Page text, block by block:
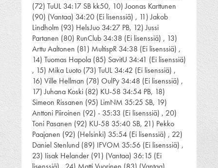
(72) TuUL 34:17 SB kk50, 10) Joonas Karttunen
(90) (Vantaa) 34:20 (Ei lisenssiä) , 11) Jakob
Lindholm (93) HelsJuo 34:27 PB, 12) Jussi
Partanen (80) RunClub 34:38 (Ei lisenssiä) , 13)
Arttu Aaltonen (81) MultispR 34:38 (Ei lisenssiä) ,
14) Tuomas Hapola (85) SavitU 34:41 (Ei lisenssiä)
, 15) Mika Luoto (73) TuUL 34:42 (Ei lisenssiä) ,
16) Ville Hellman (78) OulPy 34:48 (Ei lisenssiä) ,
17) Juhana Koski (82) KU-58 34:54 PB, 18)
Simeon Rissanen (95) LimNM 35:25 SB, 19)
Anttoni Piiroinen (92) - 35:33 (Ei lisenssiä) , 20)
Toni Pasanen (92) KU-58 35:40 SB, 21) Pekko
Paajanen (92) (Helsinki) 35:54 (Ei lisenssiä) , 22)
Daniel Stenlund (89) IFVOM 35:56 (Ei lisenssiä) ,
23) Iisak Helander (91) (Vantaa) 36:15 (Ei